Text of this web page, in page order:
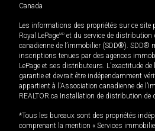
Canada
Les informations des propriétés sur ce site
Royal LePageMD et du service de distribution
canadienne de l’immobilier (SDD®). SDD®
inscriptions tenues par des agences
LePage et ses distributeurs. L'exactitude
garantie et devrait être indépendamment
appartient à l'Association canadienne de
REALTOR.ca Installation de distribution de
*Tous les bureaux sont des propriétés
comprenant la mention « Services